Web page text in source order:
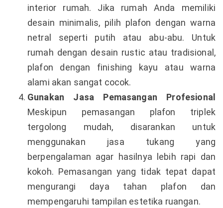
interior rumah. Jika rumah Anda memiliki
desain minimalis, pilih plafon dengan warna
netral seperti putih atau abu-abu. Untuk
rumah dengan desain rustic atau tradisional,
plafon dengan finishing kayu atau warna
alami akan sangat cocok.
Gunakan Jasa Pemasangan Profesional
Meskipun pemasangan plafon triplek
tergolong mudah, disarankan untuk
menggunakan jasa tukang yang
berpengalaman agar hasilnya lebih rapi dan
kokoh. Pemasangan yang tidak tepat dapat
mengurangi daya tahan plafon dan
mempengaruhi tampilan estetika ruangan.